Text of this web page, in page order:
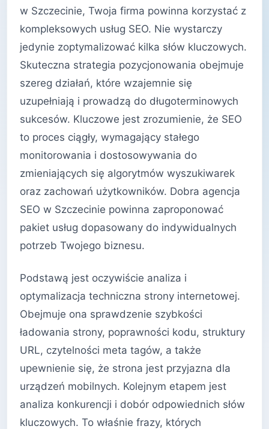
w Szczecinie, Twoja firma powinna korzystać z
kompleksowych usług SEO. Nie wystarczy
jedynie zoptymalizować kilka słów kluczowych.
Skuteczna strategia pozycjonowania obejmuje
szereg działań, które wzajemnie się
uzupełniają i prowadzą do długoterminowych
sukcesów. Kluczowe jest zrozumienie, że SEO
to proces ciągły, wymagający stałego
monitorowania i dostosowywania do
zmieniających się algorytmów wyszukiwarek
oraz zachowań użytkowników. Dobra agencja
SEO w Szczecinie powinna zaproponować
pakiet usług dopasowany do indywidualnych
potrzeb Twojego biznesu.
Podstawą jest oczywiście analiza i
optymalizacja techniczna strony internetowej.
Obejmuje ona sprawdzenie szybkości
ładowania strony, poprawności kodu, struktury
URL, czytelności meta tagów, a także
upewnienie się, że strona jest przyjazna dla
urządzeń mobilnych. Kolejnym etapem jest
analiza konkurencji i dobór odpowiednich słów
kluczowych. To właśnie frazy, których